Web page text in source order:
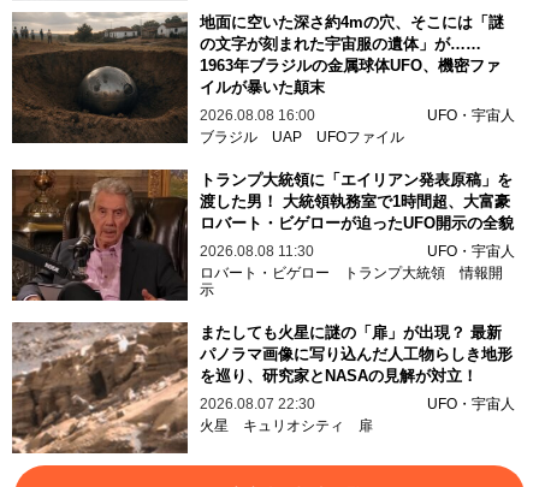
地面に空いた深さ約4mの穴、そこには「謎
の文字が刻まれた宇宙服の遺体」が……
1963年ブラジルの金属球体UFO、機密ファ
イルが暴いた顛末
2026.08.08 16:00
UFO・宇宙人
ブラジル
UAP UFOファイル
トランプ大統領に「エイリアン発表原稿」を
渡した男！ 大統領執務室で1時間超、大富豪
ロバート・ビゲローが迫ったUFO開示の全貌
2026.08.08 11:30
UFO・宇宙人
ロバート・ビゲロー
トランプ大統領情報開
示
またしても火星に謎の「扉」が出現？ 最新
パノラマ画像に写り込んだ人工物らしき地形
を巡り、研究家とNASAの見解が対立！
2026.08.07 22:30
UFO・宇宙人
火星
キュリオシティ 扉